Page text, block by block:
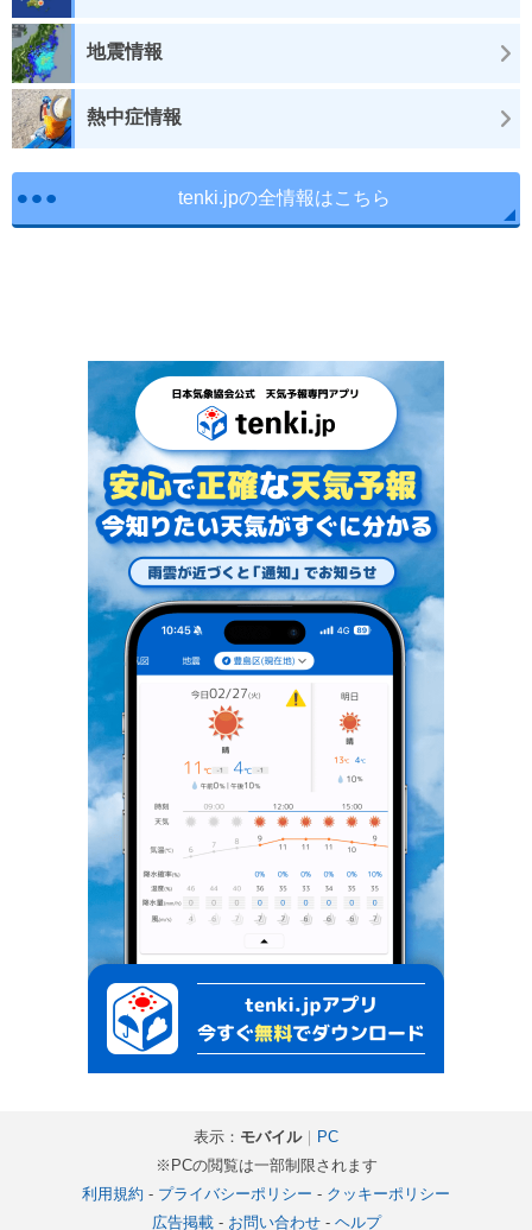
地震情報
熱中症情報
tenki.jpの全情報はこちら
表示： モバイル｜ PC
※PCの閲覧は一部制限されます
利用規約 - プライバシーポリシー - クッキーポリシー
広告掲載- お問い合わせ- ヘルプ